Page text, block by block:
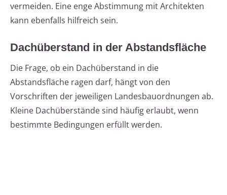
vermeiden. Eine enge Abstimmung mit Architekten
kann ebenfalls hilfreich sein.
Dachüberstand in der Abstandsfläche
Die Frage, ob ein Dachüberstand in die
Abstandsfläche ragen darf, hängt von den
Vorschriften der jeweiligen Landesbauordnungen ab.
Kleine Dachüberstände sind häufig erlaubt, wenn
bestimmte Bedingungen erfüllt werden.